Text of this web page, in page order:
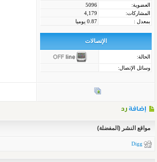
العضوية:
5096
المشاركات:
4,179
بمعدل :
0.87 يوميا
الإتصالات
الحالة:
وسائل الإتصال:
مواقع النشر (المفضلة)
Digg